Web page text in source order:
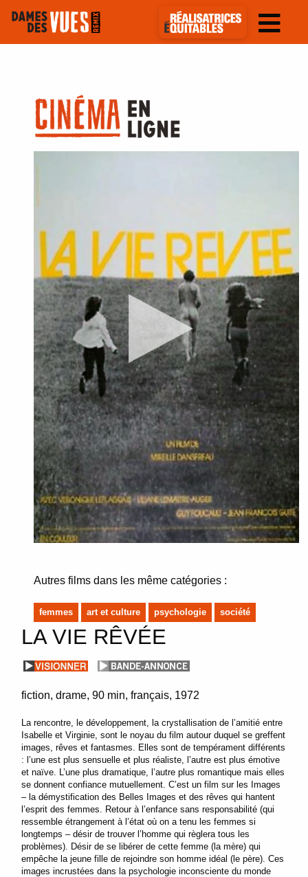
Autres films dans les même catégories :
femmes art et culture psychologie société
LA VIE RÊVÉE
fiction drame 90 min français 1972
La rencontre, le développement, la crystallisation de l’amitié entre
Isabelle et Virginie, sont le noyau du film autour duquel se greffent
images, rêves et fantasmes. Elles sont de tempérament différents
: l’une est plus sensuelle et plus réaliste, l’autre est plus émotive
et naïve. L’une plus dramatique, l’autre plus romantique mais elles
se donnent confiance mutuellement. C’est un film sur les Images
– la démystification des Belles Images et des rêves qui hantent
l’esprit des femmes. Retour à l’enfance sans responsabilité (qui
ressemble étrangement à l’état où on a tenu les femmes si
longtemps – désir de trouver l’homme qui règlera tous les
problèmes). Désir de se libérer de cette femme (la mère) qui
empêche la jeune fille de rejoindre son homme idéal (le père). Ces
images incrustées dans la psychologie inconsciente du monde